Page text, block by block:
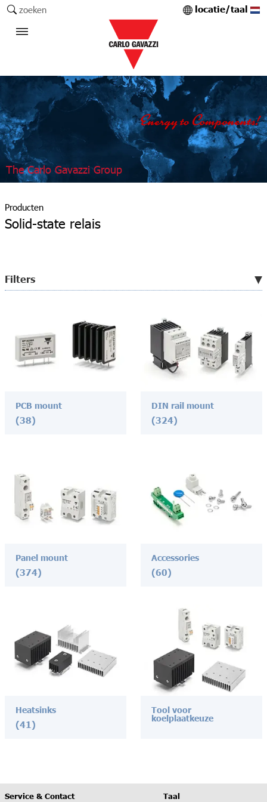
zoeken locatie/taal
The Carlo Gavazzi Group
Producten
Solid-state relais
Filters
PCB mount
(38)
DIN rail mount
(324)
Panel mount
(374)
Accessories
(60)
Heatsinks
(41)
Tool voor
koelplaatkeuze
Service & Contact Taal